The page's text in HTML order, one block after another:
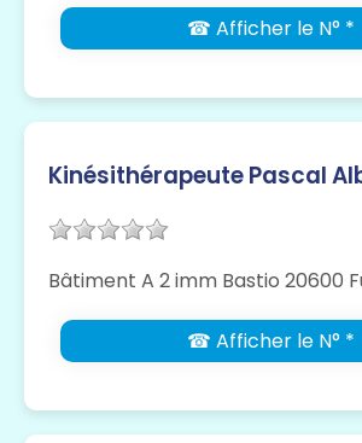
☎ Afficher le N° *
Kinésithérapeute Pascal
Bâtiment A 2 imm Bastio 20600
☎ Afficher le N° *